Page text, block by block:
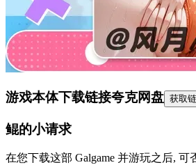
游戏本体下载链接夸克网盘 获取
鲲的小请求
在您下载这部 Galgame 并游玩之后, 可